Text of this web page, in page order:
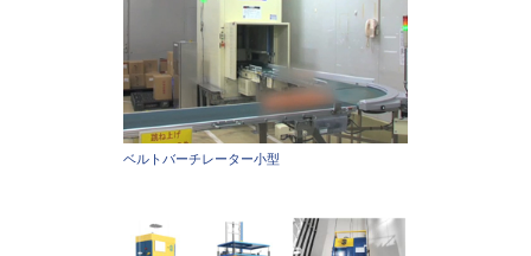
ベルトバーチレーター小型